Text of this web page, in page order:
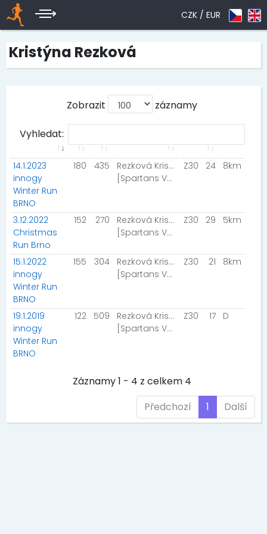
CZK / EUR
Kristýna Rezková
Zobrazit záznamy
Vyhledat:
14.1.2023
innogy
Winter Run
BRNO
180 435
Rezková Kristýna
[Spartans Vyškov]
Z30 24 8km
3.12.2022
Christmas
Run Brno
152 270
Rezková Kristýna
[Spartans Vyškov]
Z30 29 5km
15.1.2022
innogy
Winter Run
BRNO
155 304
Rezková Kristýna
[Spartans Vyškov]
Z30 21 8km
19.1.2019
innogy
Winter Run
BRNO
122 509
Rezková Kristýna
[Spartans Vyškov]
Z30 17 D
Záznamy 1 - 4 z celkem 4
Předchozí
1 Další